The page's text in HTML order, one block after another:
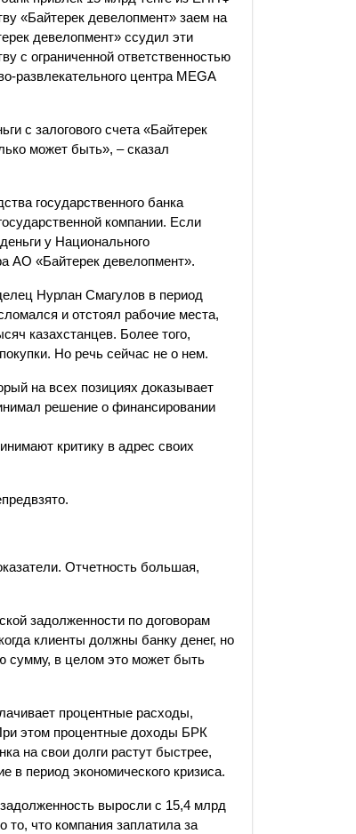
«Байтерек девелопмент» заем на
девелопмент» ссудил эти
с ограниченной ответственностью
развлекательного центра MEGA
с залогового счета «Байтерек
может быть», – сказал
государственного банка
компании. Если
у Национального
АО «Байтерек девелопмент».
Нурлан Смагулов в период
и отстоял рабочие места,
казахстанцев. Более того,
Но речь сейчас не о нем.
на всех позициях доказывает
решение о финансировании
критику в адрес своих
Отчетность большая,
задолженности по договорам
клиенты должны банку денег, но
сумму, в целом это может быть
процентные расходы,
этом процентные доходы БРК
на свои долги растут быстрее,
период экономического кризиса.
выросли с 15,4 млрд
то, что компания заплатила за